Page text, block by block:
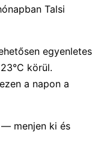
Talsi
egyenletes
körül.
a napon a
— menjen ki és